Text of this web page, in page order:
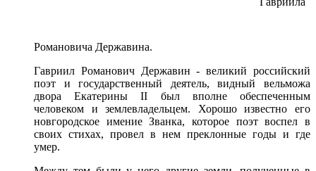
Романовича Державина.
Гавриил Романович Державин - великий российский
поэт и государственный деятель, видный вельможа
двора Екатерины II был вполне обеспеченным
человеком и землевладельцем. Хорошо известно его
новгородское имение Званка, которое поэт воспел в
своих стихах, провел в нем преклонные годы и где
умер.